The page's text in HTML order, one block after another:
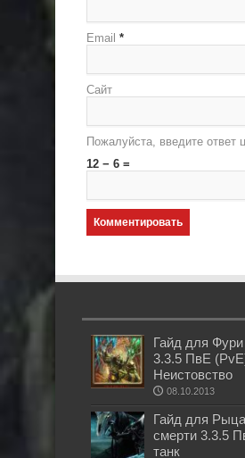
Email *
Сайт
Пожалуйста, введите ответ
12 − 6 =
Гайд для
3.3.5 ПвЕ
Неистовство
08.10.2013
Гайд для
смерти 3.3.5
танк